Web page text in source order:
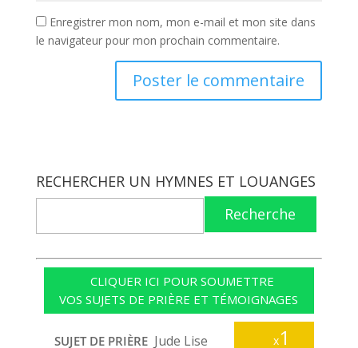
Enregistrer mon nom, mon e-mail et mon site dans
le navigateur pour mon prochain commentaire.
RECHERCHER UN HYMNES ET LOUANGES
Recherche
CLIQUER ICI POUR SOUMETTRE
VOS SUJETS DE PRIÈRE ET TÉMOIGNAGES
x1
SUJET DE PRIÈRE Jude Lise